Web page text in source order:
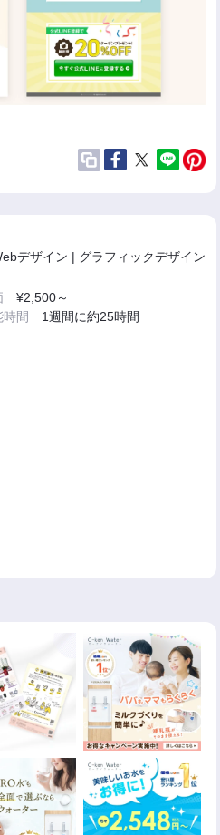
デザイン | グラフィックデザイン
¥2,500～
時間 1週間に約25時間